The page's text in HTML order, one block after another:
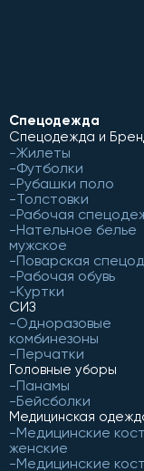
Спецодежда
Спецодежда и
Жилеты
Футболки
Рубашки поло
Толстовки
Рабочая
Нательное белье
мужское
Поварская
Рабочая обувь
Куртки
СИЗ
Одноразовые
комбинезоны
Перчатки
Головные уборы
Панамы
Бейсболки
Медицинская
Медицинские
женские
Медицинские